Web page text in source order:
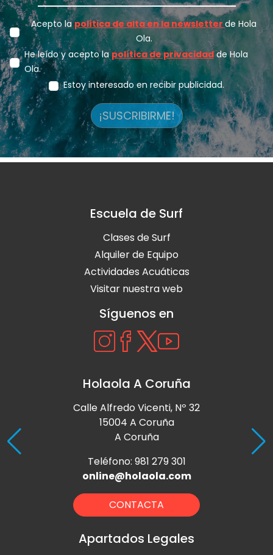
Acepto lapolítica de alta en la newsletter de Hola
Ola.
He leído y acepto lapolítica de privacidadde Hola
Ola.
Estoy interesado en recibir publicidad.
¡SUSCRIBIRME!
Escuela de Surf
Clases de Surf
Alquiler de Equipo
Actividades Acuáticas
Visitar nuestra web
Síguenos en
Holaola A Coruña
Calle Alfredo Vicenti, Nº 32
15004 A Coruña
A Coruña
Teléfono: 981 279 301
online@holaola.com
CONTACTA
Apartados Legales